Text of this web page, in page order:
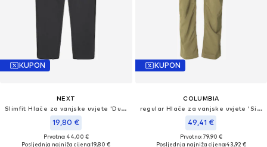
KUPON
NEXT
Slimfit Hlače za vanjske uvjete 'Duratrek'
19,80 €
Prvotno: 44,00 €
Posljednja najniža cijena:19,80 €
KUPON
COLUMBIA
regular Hlače za vanjske uvjete 'Silver Ridge™'
49,41 €
Prvotno: 79,90 €
Posljednja najniža cijena:43,92 €